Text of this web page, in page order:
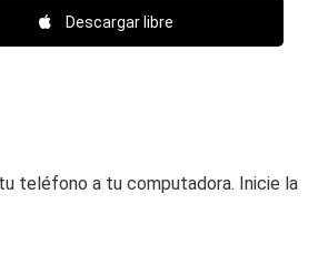
Descargar libre
teléfono a tu computadora. Inicie la